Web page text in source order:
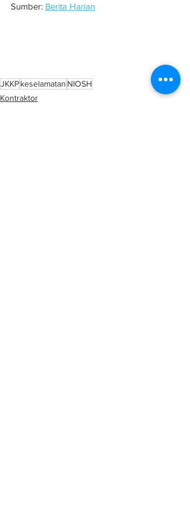
Sumber: Berita Harian
JKKPkeselamatan NIOSH
Kontraktor